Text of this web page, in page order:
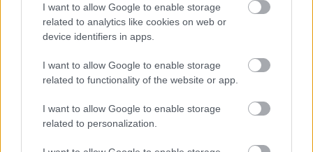
I want to allow Google to enable storage
related to analytics like cookies on web or
device identifiers in apps.
I want to allow Google to enable storage
related to functionality of the website or app.
I want to allow Google to enable storage
related to personalization.
M1 bővítés: már zajlik a teljesen új Bicske Kelet
csomópont építése
különszintű csomópontot hoz létre az MKIF az M1-es
bővítésénél.
Új gyalogosátkelők és jelzőlámpás
csomópont épül Angyalföldön